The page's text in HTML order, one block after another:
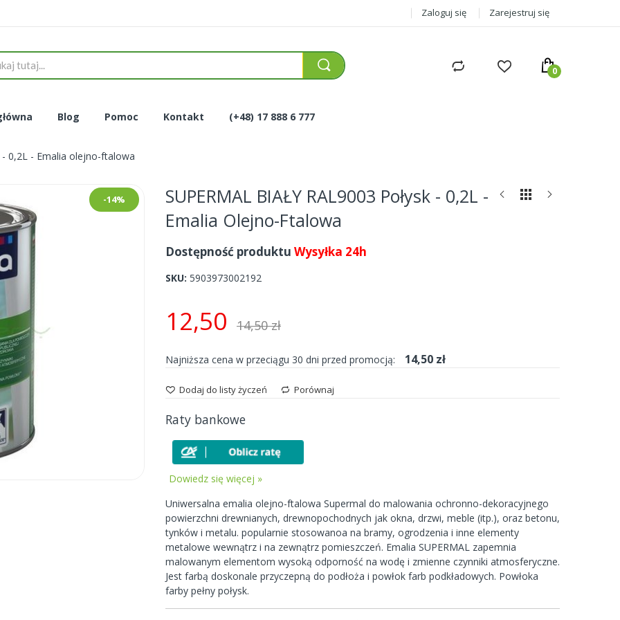
Zaloguj się Zarejestruj się
Blog Pomoc Kontakt (+48) 17 888 6 777
- 0,2L - Emalia olejno-ftalowa
-14%
SUPERMAL BIAŁY RAL9003 Połysk - 0,2L -
Emalia Olejno-Ftalowa
Dostępność produktu Wysyłka 24h
SKU 5903973002192
12,50 14,50 zł
Najniższa cena w przeciągu 30 dni przed promocją: 14,50 zł
Dodaj do listy życzeń Porównaj
Raty bankowe
Dowiedz się więcej »
Uniwersalna emalia olejno-ftalowa Supermal do malowania ochronno-dekoracyjnego
powierzchni drewnianych, drewnopochodnych jak okna, drzwi, meble (itp.), oraz betonu,
tynków i metalu. popularnie stosowanoa na bramy, ogrodzenia i inne elementy
metalowe wewnątrz i na zewnątrz pomieszczeń. Emalia SUPERMAL zapemnia
malowanym elementom wysoką odporność na wodę i zmienne czynniki atmosferyczne.
Jest farbą doskonale przyczepną do podłoża i powłok farb podkładowych. Powłoka
farby pełny połysk.